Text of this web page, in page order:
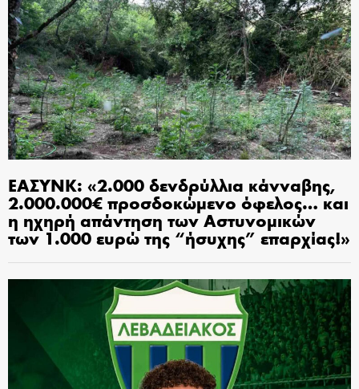
ΕΑΣΥΝΚ: «2.000 δενδρύλλια κάνναβης,
2.000.000€ προσδοκώμενο όφελος… και
η ηχηρή απάντηση των Αστυνομικών
των 1.000 ευρώ της “ήσυχης” επαρχίας!»